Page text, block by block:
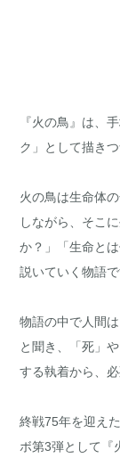
『火の鳥』は、
ク」として描き
火の鳥は生命体
しながら、そこ
か？」「生命と
説いていく物語で
物語の中で人間
と聞き、「死」
する執着から、
終戦75年を迎え
ボ第3弾として『